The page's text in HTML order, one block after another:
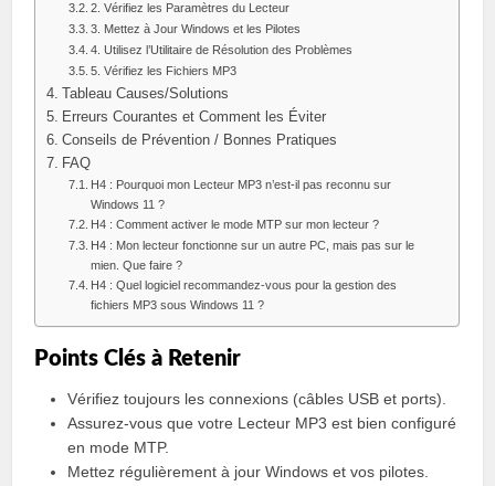
2. Vérifiez les Paramètres du Lecteur
3. Mettez à Jour Windows et les Pilotes
4. Utilisez l’Utilitaire de Résolution des Problèmes
5. Vérifiez les Fichiers MP3
Tableau Causes/Solutions
Erreurs Courantes et Comment les Éviter
Conseils de Prévention / Bonnes Pratiques
FAQ
H4 : Pourquoi mon Lecteur MP3 n’est-il pas reconnu sur
Windows 11 ?
H4 : Comment activer le mode MTP sur mon lecteur ?
H4 : Mon lecteur fonctionne sur un autre PC, mais pas sur le
mien. Que faire ?
H4 : Quel logiciel recommandez-vous pour la gestion des
fichiers MP3 sous Windows 11 ?
Points Clés à Retenir
Vérifiez toujours les connexions (câbles USB et ports).
Assurez-vous que votre Lecteur MP3 est bien configuré
en mode MTP.
Mettez régulièrement à jour Windows et vos pilotes.